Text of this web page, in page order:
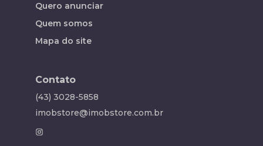
Quero anunciar
Quem somos
Mapa do site
Contato
(43) 3028-5858
imobstore@imobstore.com.br